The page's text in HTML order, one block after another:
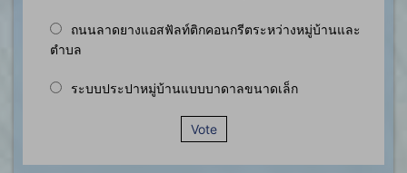
ถนนลาดยางแอสฟัลท์ติกคอนกรีตระหว่างหมู่บ้านและ
ตำบล
ระบบประปาหมู่บ้านแบบบาดาลขนาดเล็ก
Vote